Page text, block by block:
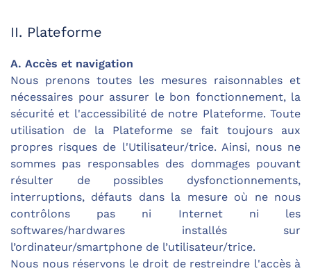
II. Plateforme
A. Accès et navigation
Nous prenons toutes les mesures raisonnables et
nécessaires pour assurer le bon fonctionnement, la
sécurité et l'accessibilité de notre Plateforme. Toute
utilisation de la Plateforme se fait toujours aux
propres risques de l'Utilisateur/trice. Ainsi, nous ne
sommes pas responsables des dommages pouvant
résulter de possibles dysfonctionnements,
interruptions, défauts dans la mesure où ne nous
contrôlons pas ni Internet ni les
softwares/hardwares installés sur
l’ordinateur/smartphone de l’utilisateur/trice.
Nous nous réservons le droit de restreindre l'accès à